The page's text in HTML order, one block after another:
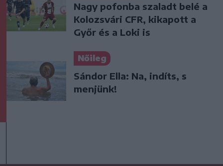
Nagy pofonba szaladt belé a
Kolozsvári CFR, kikapott a
Győr és a Loki is
Nőileg
Sándor Ella: Na, indíts, s
menjünk!